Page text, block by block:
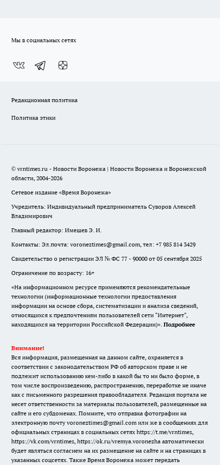
Мы в социальных сетях
Редакционная политика
Политика этики
© vrntimes.ru - Новости Воронежа | Новости Воронежа и Воронежской
области, 2004-2026
Сетевое издание «Время Воронежа»
Учредитель: Индивидуальный предприниматель Суворов Алексей
Владимирович
Главный редактор: Имешев Э. И.
Контакты: Эл.почта: voroneztimes@gmail.com, тел: +7 985 814 3429
Свидетельство о регистрации ЭЛ № ФС 77 - 90000 от 05 сентября 2025
Ограничение по возрасту: 16+
«На информационном ресурсе применяются рекомендательные
технологии (информационные технологии предоставления
информации на основе сбора, систематизации и анализа сведений,
относящихся к предпочтениям пользователей сети "Интернет",
находящихся на территории Российской Федерации)». Подробнее
Внимание!
Вся информация, размещенная на данном сайте, охраняется в
соответствии с законодательством РФ об авторском праве и не
подлежит использованию кем-либо в какой бы то ни было форме, в
том числе воспроизведению, распространению, переработке не иначе
как с письменного разрешения правообладателя. Редакция портала не
несет ответственности за материалы пользователей, размещенные на
сайте и его субдоменах. Помните, что отправка фотографии на
электронную почту voroneztimes@gmail.com или же в сообщениях для
официальных страницах в социальных сетях https://t.me/vrntimes,
https://vk.com/vrntimes, https://ok.ru/vremya.voronezha автоматически
будет являться согласием на их размещение на сайте и на страницах в
указанных соцсетях. Также Время Воронежа может передать